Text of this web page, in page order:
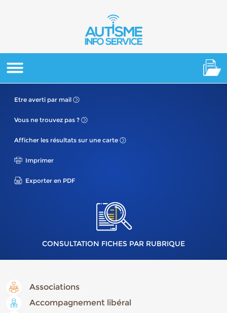
Etre averti par mail
Vous ne trouvez pas ?
Afficher les résultats sur une carte
Imprimer
Exporter en PDF
CONSULTATION FICHES PAR RUBRIQUE
Associations
Accompagnement libéral